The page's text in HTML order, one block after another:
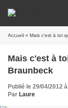
Accueil » Mais c'est à toi
Mais c'est à
Braunbeck
Publié le 29/04/2012
Par Laure